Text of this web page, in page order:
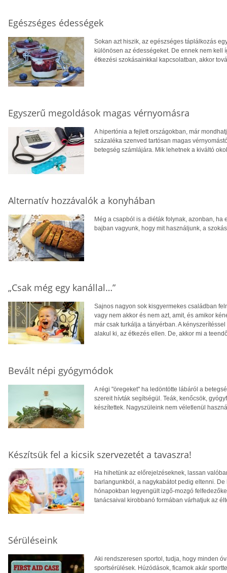
Egészséges édességek
Sokan azt hiszik, az egészséges táplálkozás
különösen az édességeket. De ennek nem kell
étkezési szokásainkkal kapcsolatban, akkor
Egyszerű megoldások magas vérnyomásra
A hipertónia a fejlett országokban, már
százaléka szenved tartósan magas
betegség számlájára. Mik lehetnek a kiváltó
Alternatív hozzávalók a konyhában
Még a csapból is a diéták folynak, azonban,
bajban vagyunk, hogy mit használjunk, a
„Csak még egy kanállal…”
Sajnos nagyon sok kisgyermekes családban
vagy nem akkor és nem azt, amit, és amikor
már csak turkálja a tányérban. A
alakul ki, az étkezés ellen. De, akkor mi a
Bevált népi gyógymódok
A régi "öregeket" ha ledöntötte lábáról a
szereit hívták segítségül. Teák, kenőcsök,
készítettek. Nagyszüleink nem véletlenül
Készítsük fel a kicsik szervezetét a tavaszra!
Ha hihetünk az előrejelzéseknek, lassan
barlangunkból, a nagykabátot pedig eltenni.
hónapokban legyengült izgő-mozgó
tanácsaival kirobbanó formában várhatjuk az
Sérüléseink
Aki rendszeresen sportol, tudja, hogy minden
sportsérülések. Húzódások, ficamok akár